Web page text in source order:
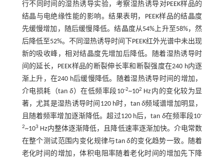
行不同时间的湿热诱导实验，考察湿热诱导对PEEK样品的
结晶与电绝缘性能的影响。结果表明，PEEK样品的结晶度
先缓慢增加，随后缓慢降低。结晶度从54%上升至58%，然
后降低至52%。不同湿热诱导时间下PEEK红外光谱中未出现
新的吸收峰，相对结晶度先增加后降低。随着湿热诱导时
间的延长，PEEK样品的断裂伸长率和断裂强度在240 h内逐
渐上升，在240 h后缓慢降低。随着湿热诱导时间的增加，
介电损耗（tan δ）在低频率段10-2~102 Hz内的变化较为显
著，尤其是湿热诱导时间120 h时，tanδ频域谱增加明显，
且随着频率增加逐渐降低。超过120 h后，tan δ在频率段10-
2~103 Hz内整体逐渐降低，且降低速率逐渐加快。介电常数
在整个测试范围内变化规律与tanδ 的变化趋势一致。随着
老化时间的增加，体积电阻率随着老化时间的增加先下降